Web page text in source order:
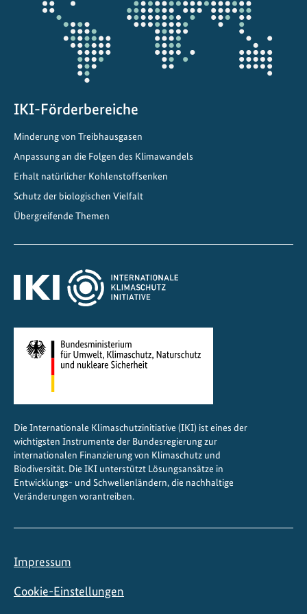
n
a
c
h
g
n
s
c
e
n
IKI-Förderbereiche
Minderung von Treibhausgasen
Anpassung an die Folgen des Klimawandels
Erhalt natürlicher Kohlenstoffsenken
Schutz der biologischen Vielfalt
Übergreifende Themen
Die Internationale Klimaschutzinitiative (IKI) ist eines der
wichtigsten Instrumente der Bundesregierung zur
internationalen Finanzierung von Klimaschutz und
Biodiversität. Die IKI unterstützt Lösungsansätze in
Entwicklungs- und Schwellenländern, die nachhaltige
Veränderungen vorantreiben.
Impressum
Cookie-Einstellungen